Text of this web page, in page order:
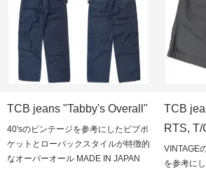
TCB jeans "Tabby's Overall"
40'sのビンテージを参考にしたビブポ
ケットとローバックスタイルが特徴的
なオーバーオール MADE IN JAPAN
TCB
RTS, T/
VINTAGE
を参考に